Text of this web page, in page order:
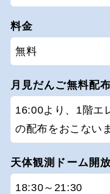
料金
無料
月見だんご無料配布
16:00より、1階エ
の配布をおこない
天体観測ドーム開放
18:30～21:30